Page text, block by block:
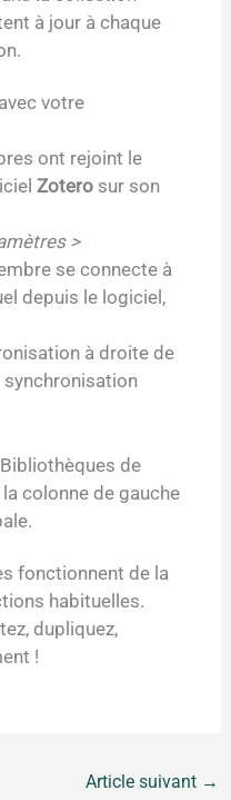
à jour à chaque
votre
ont rejoint le
Zotero sur son
>
se connecte à
depuis le logiciel,
à droite de
synchronisation
de
colonne de gauche
fonctionnent de la
habituelles.
dupliquez,
!
Article suivant →